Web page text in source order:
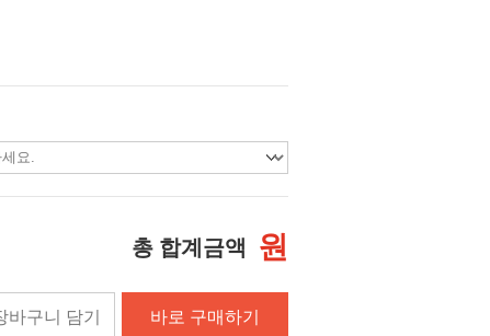
총 합계금액 원
바구니 담기 바로 구매하기